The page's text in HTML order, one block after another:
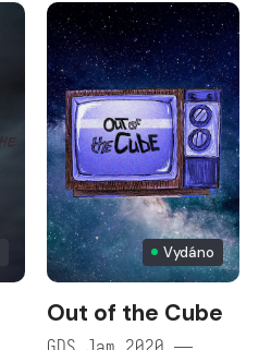
Vydáno
Out of the Cube